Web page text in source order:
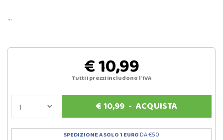
…
€ 10,99
Tutti i prezzi includono l'IVA
€10,99 -ACQUISTA
SPEDIZIONE A SOLO 1 EURO DA €50